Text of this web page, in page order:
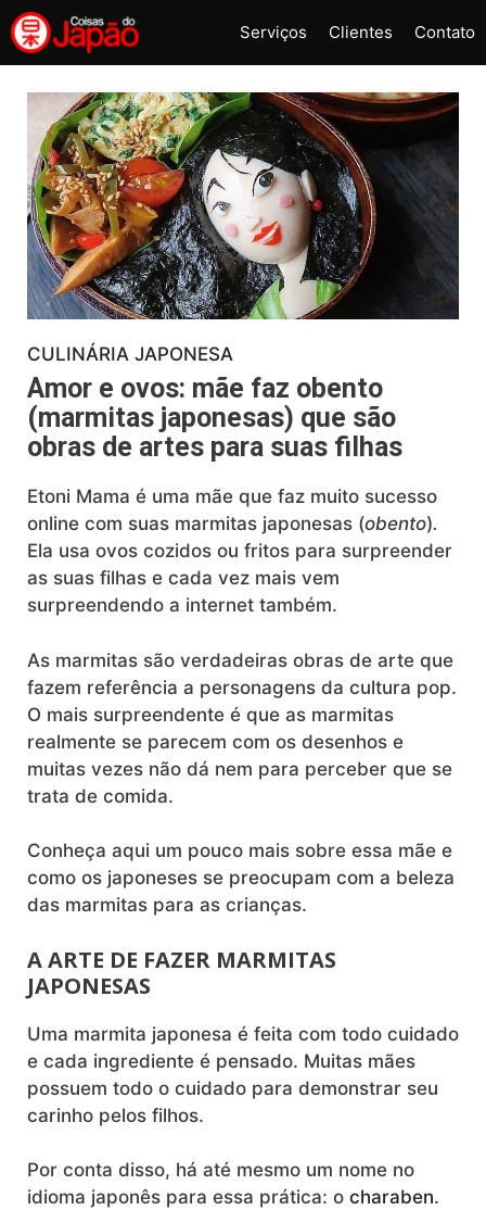
Pular
para
o
conteúdo
Serviços Clientes Contato
CULINÁRIA JAPONESA
Amor e ovos: mãe faz obento
(marmitas japonesas) que são
obras de artes para suas filhas
Etoni Mama é uma mãe que faz muito sucesso
online com suas marmitas japonesas (obento).
Ela usa ovos cozidos ou fritos para surpreender
as suas filhas e cada vez mais vem
surpreendendo a internet também.
As marmitas são verdadeiras obras de arte que
fazem referência a personagens da cultura pop.
O mais surpreendente é que as marmitas
realmente se parecem com os desenhos e
muitas vezes não dá nem para perceber que se
trata de comida.
Conheça aqui um pouco mais sobre essa mãe e
como os japoneses se preocupam com a beleza
das marmitas para as crianças.
A ARTE DE FAZER MARMITAS
JAPONESAS
Uma marmita japonesa é feita com todo cuidado
e cada ingrediente é pensado. Muitas mães
possuem todo o cuidado para demonstrar seu
carinho pelos filhos.
Por conta disso, há até mesmo um nome no
idioma japonês para essa prática: o charaben.